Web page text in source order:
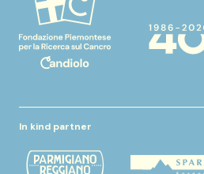
In kind partner